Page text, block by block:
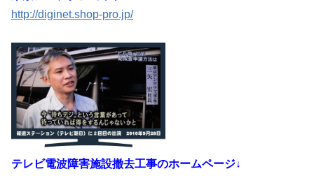
http://diginet.shop-pro.jp/
テレビ電波障害施設撤去工事のホームページ↓